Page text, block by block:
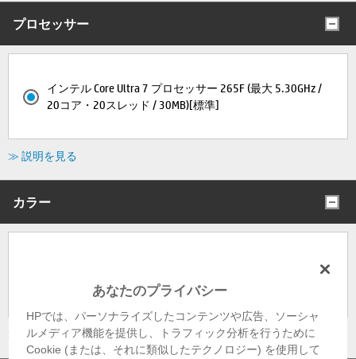
プロセッサー
インテル Core Ultra 7 プロセッサー 265F (最大 5.30GHz /
20コア・20スレッド / 30MB)[標準]
≫ 説明を見る
カラー
パンダ (セラミックホワイト/ジェットブラック)・ガラス
サイドパネルあり[標準]
≫ 説明を見る
あなたのプライバシー
HPでは、パーソナライズしたコンテンツや広告、ソーシャ
ルメディア機能を提供し、トラフィック分析を行うために
Cookie (または、それに類似したテクノロジー) を使用して